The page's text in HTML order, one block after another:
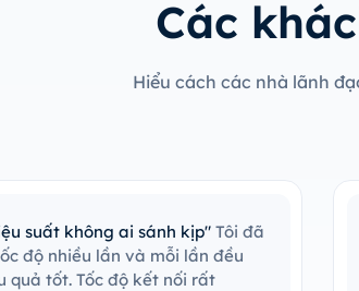
Các
Hiểu cách các nhà lãnh
suất không ai sánh kịp"Tôi đã
độ nhiều lần và mỗi lần đều
tốt. Tốc độ kết nối rất